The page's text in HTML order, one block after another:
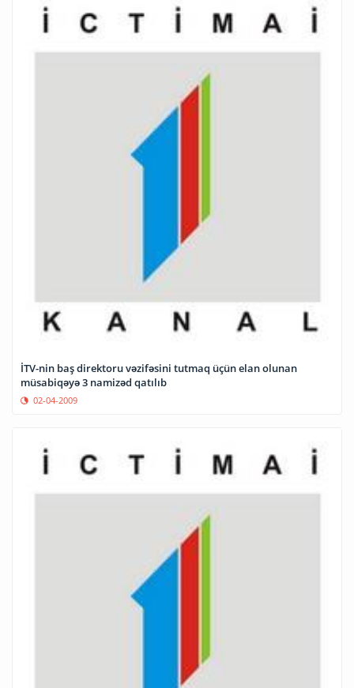
İTV-nin baş direktoru vəzifəsini tutmaq üçün elan olunan
müsabiqəyə 3 namizəd qatılıb
02-04-2009